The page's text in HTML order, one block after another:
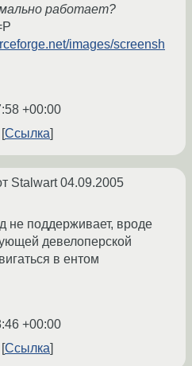
работает?
images/screensh
+00:00
Ссылка
Stalwart04.09.2005
не поддерживает, вроде
девелоперской
в ентом
+00:00
Ссылка